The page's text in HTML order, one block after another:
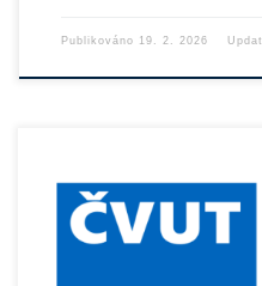
Publikováno 19. 2. 2026